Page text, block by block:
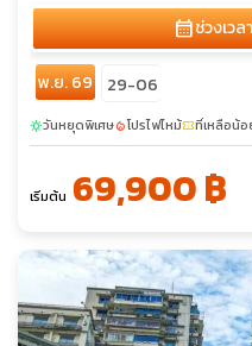
calendar_monthช่วงเวล
พ.ย. 69 29-06
sunnyวันหยุดพิเศษlocal_fire_departmentโปรไฟไหม้confirmation_numberที่เหลือน้อ
เริ่มต้น 69,900 ฿